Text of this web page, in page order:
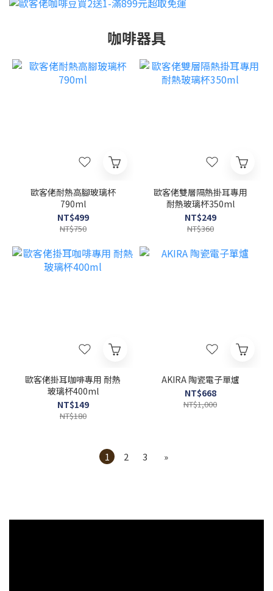
咖啡器具
歐客佬耐熱高腳玻璃杯
790ml
NT$499
NT$750
歐客佬雙層隔熱掛耳專用
耐熱玻璃杯350ml
NT$249
NT$360
歐客佬掛耳咖啡專用 耐熱
玻璃杯400ml
NT$149
NT$180
AKIRA 陶瓷電子單爐
NT$668
NT$1,000
1 2 3 »